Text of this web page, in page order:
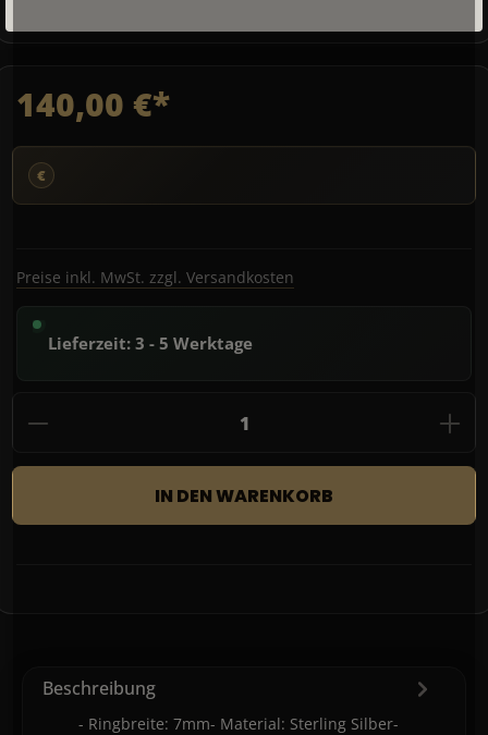
140,00 €*
Preise inkl. MwSt. zzgl. Versandkosten
Lieferzeit: 3 - 5 Werktage
Produkt Anzahl: Gib den gewünschten
IN DEN WARENKORB
Beschreibung
- Ringbreite: 7mm- Material: Sterling Silber-